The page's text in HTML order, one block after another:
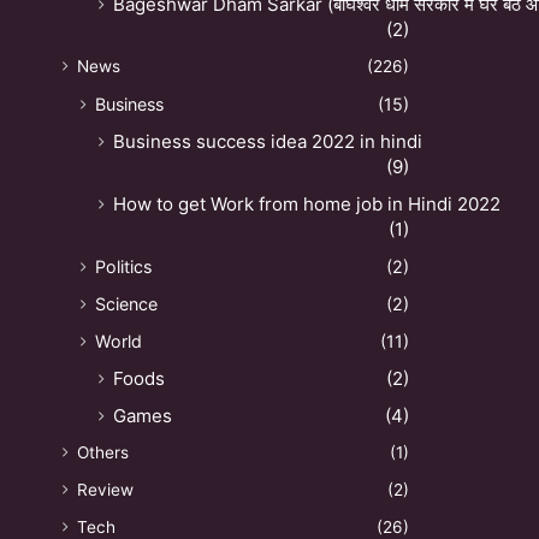
(2)
News (226)
Business (15)
Business success idea 2022 in hindi
(9)
How to get Work from home job in Hindi 2022
(1)
Politics
(2)
Science
(2)
World
(11)
Foods
(2)
Games
(4)
Others
(1)
Review
(2)
Tech
(26)